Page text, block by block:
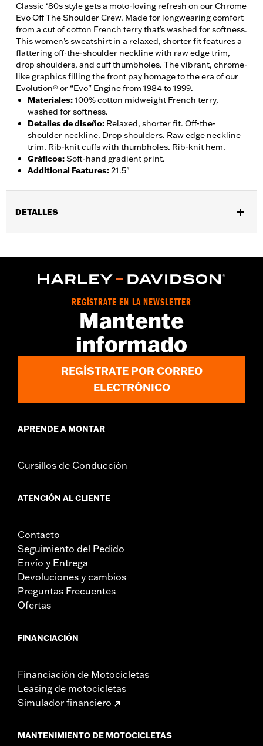
Classic ‘80s style gets a moto-loving refresh on our Chrome
Evo Off The Shoulder Crew. Made for longwearing comfort
from a cut of cotton French terry that’s washed for softness.
This women’s sweatshirt in a relaxed, shorter fit features a
flattering off-the-shoulder neckline with raw edge trim,
drop shoulders, and cuff thumbholes. The vibrant, chrome-
like graphics filling the front pay homage to the era of our
Evolution® or “Evo” Engine from 1984 to 1999.
Materiales:100% cotton midweight French terry,
washed for softness.
Detalles de diseño: Relaxed, shorter fit. Off-the-
shoulder neckline. Drop shoulders. Raw edge neckline
trim. Rib-knit cuffs with thumbholes. Rib-knit hem.
Gráficos:Soft-hand gradient print.
Additional Features:21.5"
DETALLES
GARANTÍA:2 year limited warranty – Go towww.h-
Imported
REGÍSTRATE EN LA NEWSLETTER
Mantente
informado
REGÍSTRATE POR CORREO
ELECTRÓNICO
APRENDE A MONTAR
Cursillos de Conducción
ATENCIÓN AL CLIENTE
Contacto
Seguimiento del Pedido
Envío y Entrega
Devoluciones y cambios
Preguntas Frecuentes
Ofertas
FINANCIACIÓN
Financiación de Motocicletas
Leasing de motocicletas
Simulador financiero
MANTENIMIENTO DE MOTOCICLETAS